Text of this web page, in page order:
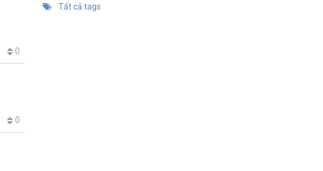
0
0
Tất cả tags